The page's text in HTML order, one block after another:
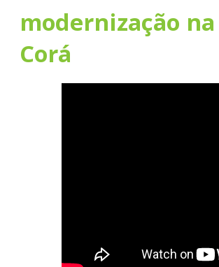
modernização
Corá